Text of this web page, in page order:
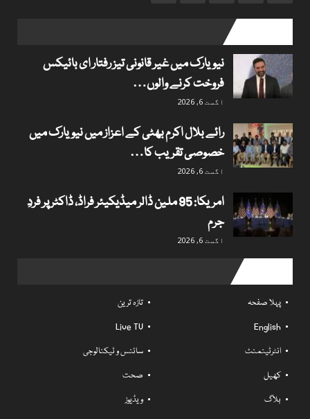
نیویارک میں غیر قانونی تیز رفتار ای بائیکس
فروخت کرنے والوں…
اگست 6, 2026
رائے بلال اکرم بھٹی کے اعزاز میں نیویارک میں
خصوصی تقریب کا…
اگست 6, 2026
امریکا: 95 ملین ڈالر میڈیکیئر فراڈ، ڈاکٹر پر فردِ
جرم
اگست 6, 2026
پہلا صفحہ
تازہ ترین
English
Live TV
انٹرٹینمنٹ
سائنس و ٹیکنالوجی
کھیل
صحت
بلاگ
ویڈیوز